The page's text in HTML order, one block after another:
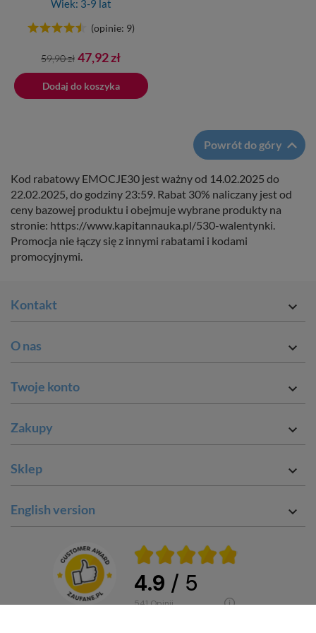
Wiek: 3-9 lat
(opinie: 9)
Cena
podstawowa
59,90 zł Cena
47,92 zł
Dodaj do koszyka
Powrót do góry 
Kod rabatowy EMOCJE30 jest ważny od 14.02.2025 do
22.02.2025, do godziny 23:59. Rabat 30% naliczany jest od
ceny bazowej produktu i obejmuje wybrane produkty na
stronie: https://www.kapitannauka.pl/530-walentynki.
Promocja nie łączy się z innymi rabatami i kodami
promocyjnymi.
Kontakt 
O nas 
Twoje konto 
Zakupy 
Sklep 
English version 
4.9 / 5
541 opinii